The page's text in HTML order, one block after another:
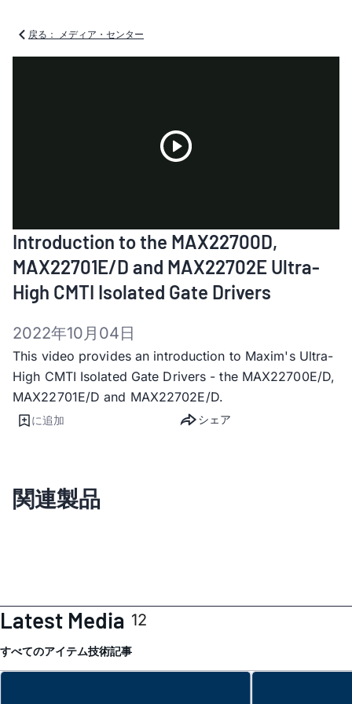
戻る： メディア・センター
Video
Introduction to the MAX22700D,
MAX22701E/D and MAX22702E Ultra-
High CMTI Isolated Gate Drivers
2022年10月04日
This video provides an introduction to Maxim's Ultra-
High CMTI Isolated Gate Drivers - the MAX22700E/D,
MAX22701E/D and MAX22702E/D.
に追加 シェア
関連製品
Latest Media 12
すべてのアイテム技術記事